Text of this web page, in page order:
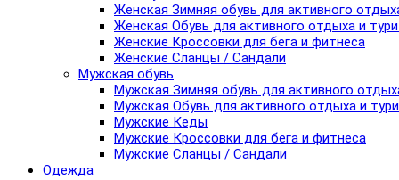
Женская Зимняя обувь для активного
Женская Обувь для активного отдыха и
Женские Кроссовки для бега и фитнеса
Женские Сланцы / Сандали
Мужская обувь
Мужская Зимняя обувь для активного
Мужская Обувь для активного отдыха и
Мужские Кеды
Мужские Кроссовки для бега и фитнеса
Мужские Сланцы / Сандали
Одежда